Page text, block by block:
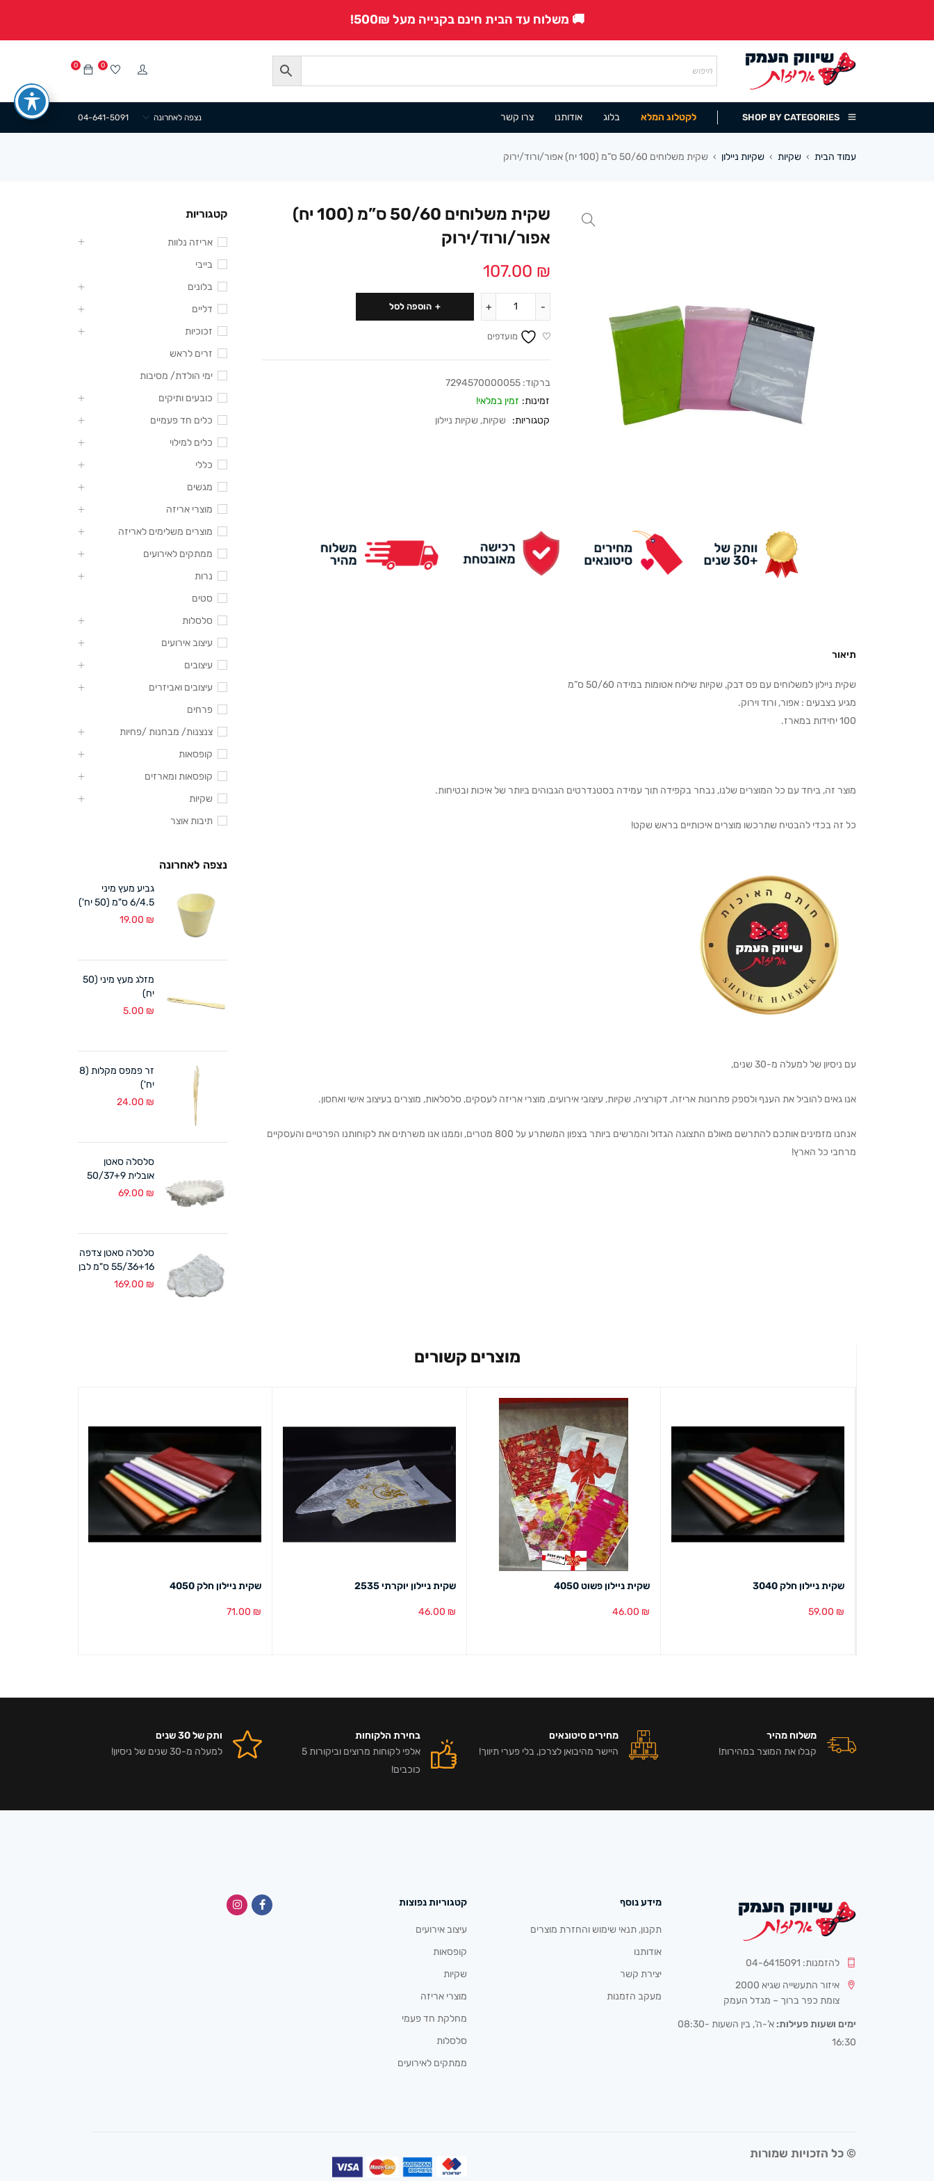
🚚 משלוח עד הבית חינם בקנייה מעל 500₪!
0 0
SHOP BY CATEGORIES לקטלוג המלא בלוג אודותנו צרו קשר 04-641-5091 נצפה לאחרונה
עמוד הבית › שקיות › שקיות ניילון › שקית משלוחים 50/60 ס”מ (100 יח) אפור/ורוד/ירוק
שקית משלוחים 50/60 ס”מ (100 יח)
אפור/ורוד/ירוק
107.00 ₪
הוספה לסל
מועדפים
ברקוד: 7294570000055
זמינות: זמין במלאי!
קטגוריות:
שקיות, שקיות ניילון
תיאור
שקית ניילון למשלוחים עם פס דבק, שקיות שילוח אטומות במידה 50/60 ס”מ
מגיע בצבעים : אפור, ורוד וירוק.
100 יחידות במארז.
מוצר זה, ביחד עם כל המוצרים שלנו, נבחר בקפידה תוך עמידה בסטנדרטים הגבוהים ביותר של איכות ובטיחות.
כל זה בכדי להבטיח שתרכשו מוצרים איכותיים בראש שקט!
עם ניסיון של למעלה מ-30 שנים,
אנו גאים להוביל את הענף ולספק פתרונות אריזה, דקורציה, שקיות, עיצובי אירועים, מוצרי אריזה לעסקים, סלסלאות, מוצרים בעיצוב אישי ואחסון.
אנחנו מזמינים אותכם להתרשם מאולם התצוגה הגדול והמרשים ביותר בצפון המשתרע על 800 מטרים, וממנו אנו משרתים את לקוחותנו הפרטיים והעסקיים
מרחבי כל הארץ!
קטגוריות
אריזה נלוות
בייבי
בלונים
דליים
זכוכיות
זרים לראש
ימי הולדת/ מסיבות
כובעים ותיקים
כלים חד פעמיים
כלים למילוי
כללי
מגשים
מוצרי אריזה
מוצרים משלימים לאריזה
ממתקים לאירועים
נרות
סטים
סלסלות
עיצוב אירועים
עיצובים
עיצובים ואביזרים
פרחים
צנצנות/ מבחנות /פחיות
קופסאות
קופסאות ומארזים
שקיות
תיבות אוצר
נצפה לאחרונה
גביע מעץ מיני
6/4.5 ס"מ (50 יח')
19.00 ₪
מזלג מעץ מיני (50
יח)
5.00 ₪
זר פמפס מקלות (8
יח')
24.00 ₪
סלסלה סאטן
אובלית 50/37+9
ס"מ לבן
69.00 ₪
סלסלה סאטן צדפה
55/36+16 ס"מ לבן
169.00 ₪
מוצרים קשורים
שקית ניילון חלק 3040
59.00 ₪
שקית ניילון פשוט 4050
46.00 ₪
שקית ניילון יוקרתי 2535
46.00 ₪
שקית ניילון חלק 4050
71.00 ₪
משלוח מהיר
קבלו את המוצר במהירות!
מחירים סיטונאים
היישר מהיבואן לצרכן, בלי פערי תיווך!
בחירת הלקוחות
אלפי לקוחות מרוצים וביקורות 5
כוכבים!
ותק של 30 שנים
למעלה מ-30 שנים של ניסיון!
להזמנות: 04-6415091
איזור התעשייה שגיא 2000
צומת כפר ברוך – מגדל העמק
ימים ושעות פעילות:
א’-ה’, בין השעות 08:30-
16:30
מידע נוסף
תקנון, תנאי שימוש והחזרת מוצרים
אודותנו
יצירת קשר
מעקב הזמנות
קטגוריות נפוצות
עיצוב אירועים
קופסאות
שקיות
מוצרי אריזה
מחלקת חד פעמי
סלסלות
ממתקים לאירועים
© כל הזכויות שמורות